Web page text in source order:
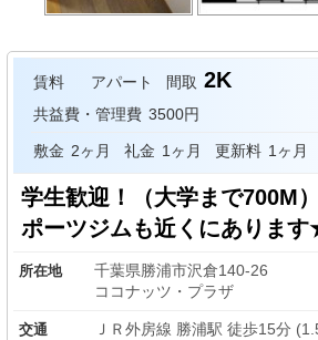
賃料 アパート 間取 2K
共益費・管理費 3500円
敷金 2ヶ月 礼金 1ヶ月 更新料 1ヶ月
学生歓迎！（大学まで700M
ポーツジムも近くにありま
所在地
千葉県勝浦市沢倉140-26
ココナッツ・プラザ
交通 ＪＲ外房線 勝浦駅 徒歩15分